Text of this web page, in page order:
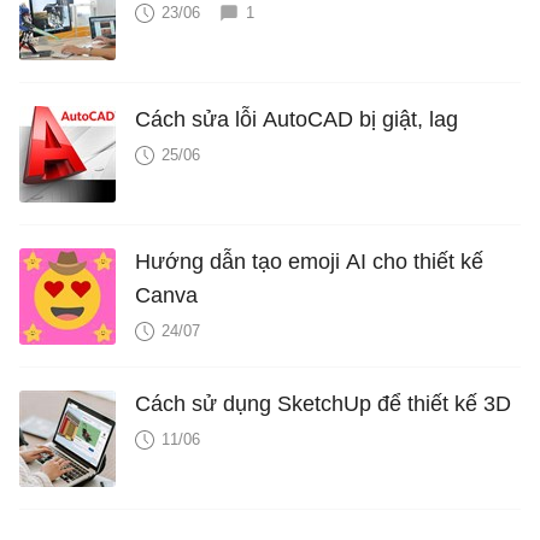
23/06 1
Cách sửa lỗi AutoCAD bị giật, lag
25/06
Hướng dẫn tạo emoji AI cho thiết kế
Canva
24/07
Cách sử dụng SketchUp để thiết kế 3D
11/06